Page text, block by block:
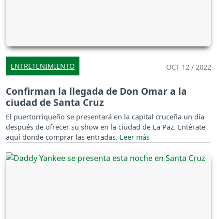
ENTRETENIMIENTO OCT 12 / 2022
Confirman la llegada de Don Omar a la
ciudad de Santa Cruz
El puertorriqueño se presentará en la capital cruceña un día
después de ofrecer su show en la ciudad de La Paz. Entérate
aquí donde comprar las entradas.